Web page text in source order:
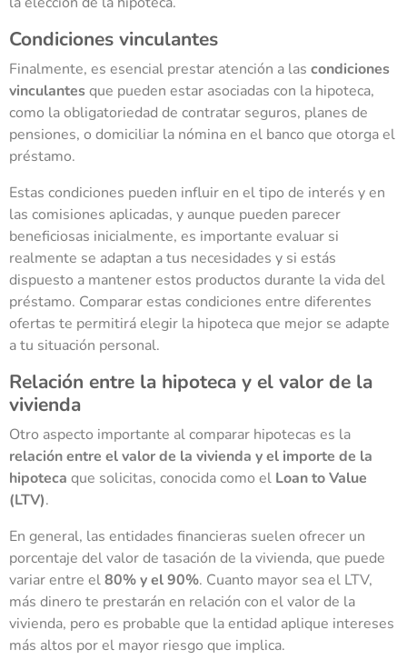
Condiciones vinculantes
Finalmente, es esencial prestar atención a las condiciones
vinculantesque pueden estar asociadas con la hipoteca,
como la obligatoriedad de contratar seguros, planes de
pensiones, o domiciliar la nómina en el banco que otorga el
préstamo.
Estas condiciones pueden influir en el tipo de interés y en
las comisiones aplicadas, y aunque pueden parecer
beneficiosas inicialmente, es importante evaluar si
realmente se adaptan a tus necesidades y si estás
dispuesto a mantener estos productos durante la vida del
préstamo. Comparar estas condiciones entre diferentes
ofertas te permitirá elegir la hipoteca que mejor se adapte
a tu situación personal.
Relación entre la hipoteca y el valor de la
vivienda
Otro aspecto importante al comparar hipotecas es la
relación entre el valor de la vivienda y el importe de la
hipoteca que solicitas, conocida como el Loan to Value
(LTV).
En general, las entidades financieras suelen ofrecer un
porcentaje del valor de tasación de la vivienda, que puede
variar entre el80% y el 90%. Cuanto mayor sea el LTV,
más dinero te prestarán en relación con el valor de la
vivienda, pero es probable que la entidad aplique intereses
más altos por el mayor riesgo que implica.